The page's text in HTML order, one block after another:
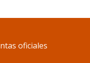
oficiales